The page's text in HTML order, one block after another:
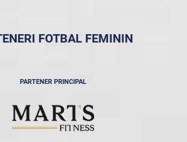
FOTBAL FEMININ
PARTENER PRINCIPAL